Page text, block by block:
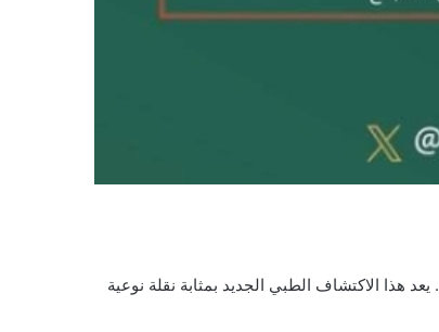
بعد سنوات من الأبحاث والتجارب، تمكن فريق من العلماء من تطوير علاج جديد يعالج مرضى السكري من النوع الثاني de manière efficace. يعد هذا الاكتشاف الطبي الجديد بمثابة نقلة نوعية